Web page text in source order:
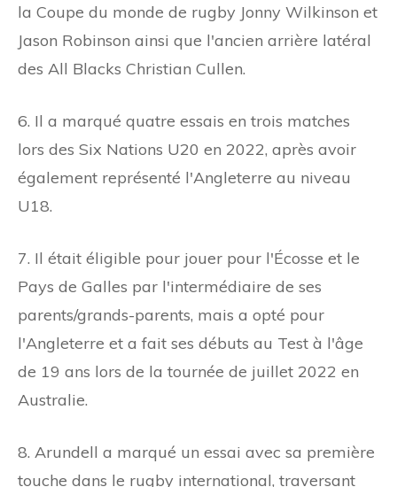
la Coupe du monde de rugby Jonny Wilkinson et
Jason Robinson ainsi que l'ancien arrière latéral
des All Blacks Christian Cullen.
6. Il a marqué quatre essais en trois matches
lors des Six Nations U20 en 2022, après avoir
également représenté l'Angleterre au niveau
U18.
7. Il était éligible pour jouer pour l'Écosse et le
Pays de Galles par l'intermédiaire de ses
parents/grands-parents, mais a opté pour
l'Angleterre et a fait ses débuts au Test à l'âge
de 19 ans lors de la tournée de juillet 2022 en
Australie.
8. Arundell a marqué un essai avec sa première
touche dans le rugby international, traversant